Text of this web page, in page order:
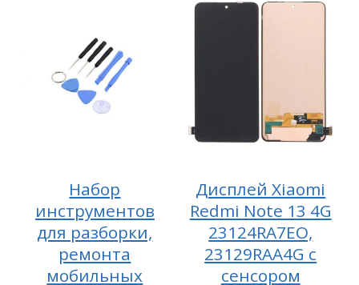
Набор
инструментов
для разборки,
ремонта
мобильных
Дисплей Xiaomi
Redmi Note 13 4G
23124RA7EO,
23129RAA4G с
сенсором